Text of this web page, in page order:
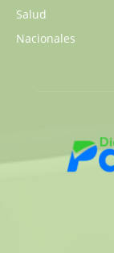
Salud
Nacionales